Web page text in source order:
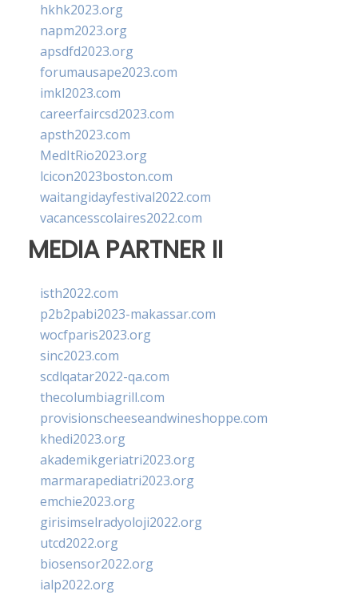
hkhk2023.org
napm2023.org
apsdfd2023.org
forumausape2023.com
imkl2023.com
careerfaircsd2023.com
apsth2023.com
MedItRio2023.org
lcicon2023boston.com
waitangidayfestival2022.com
vacancesscolaires2022.com
MEDIA PARTNER II
isth2022.com
p2b2pabi2023-makassar.com
wocfparis2023.org
sinc2023.com
scdlqatar2022-qa.com
thecolumbiagrill.com
provisionscheeseandwineshoppe.com
khedi2023.org
akademikgeriatri2023.org
marmarapediatri2023.org
emchie2023.org
girisimselradyoloji2022.org
utcd2022.org
biosensor2022.org
ialp2022.org